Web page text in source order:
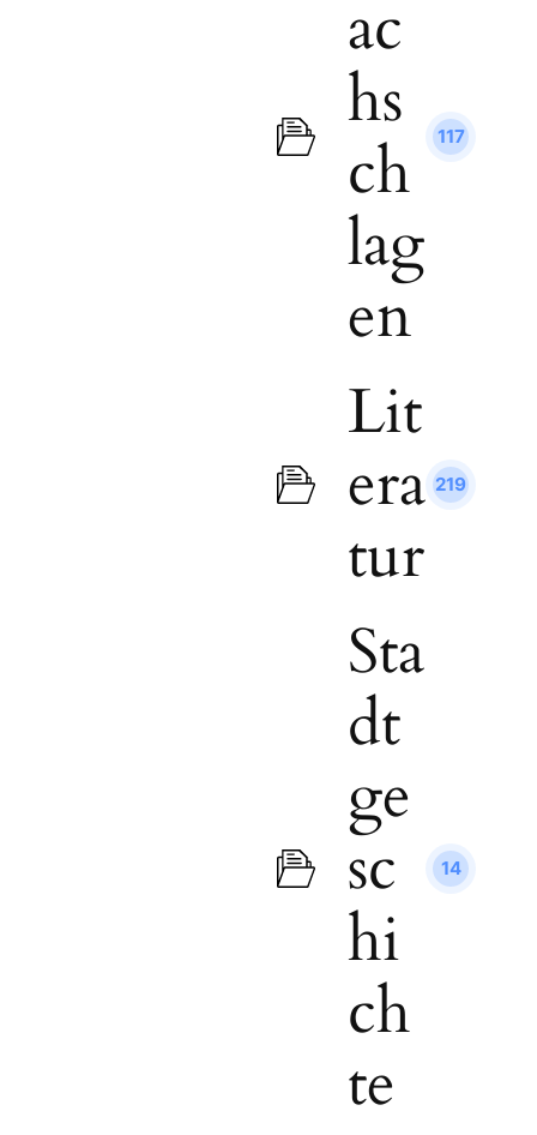
ac
hs
ch
lag
en
117
Lit
era
tur
219
Sta
dt
ge
sc
hi
ch
te
14